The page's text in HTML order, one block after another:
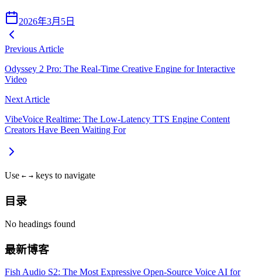
2026年3月5日
Previous Article
Odyssey 2 Pro: The Real-Time Creative Engine for Interactive
Video
Next Article
VibeVoice Realtime: The Low-Latency TTS Engine Content
Creators Have Been Waiting For
Use ← → keys to navigate
目录
No headings found
最新博客
Fish Audio S2: The Most Expressive Open-Source Voice AI for